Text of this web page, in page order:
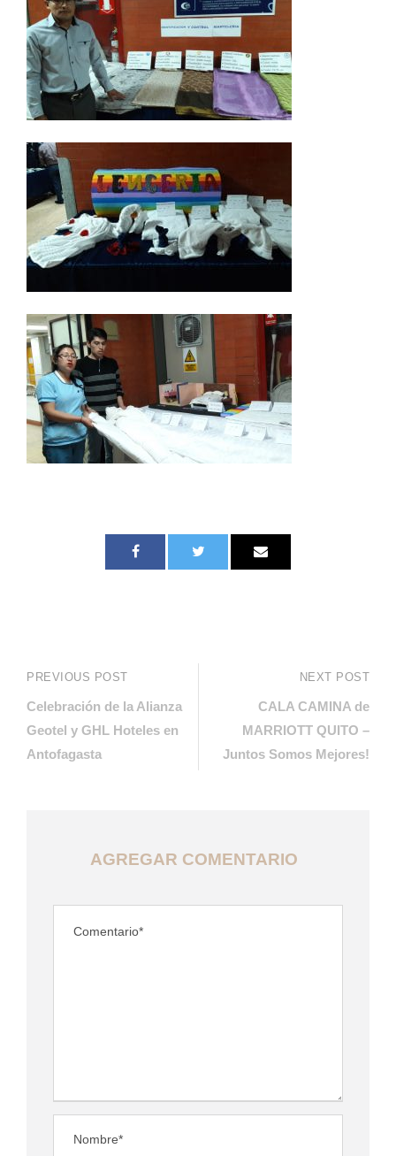
PREVIOUS POST
Celebración de la Alianza
Geotel y GHL Hoteles en
Antofagasta
NEXT POST
CALA CAMINA de
MARRIOTT QUITO –
Juntos Somos Mejores!
AGREGAR COMENTARIO